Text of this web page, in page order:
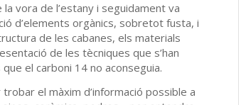
vora de l’estany i seguidament va
d’elements orgànics, sobretot fusta, i
de les cabanes, els materials
de les tècniques que s’han
el carboni 14 no aconseguia.
el màxim d’informació possible a